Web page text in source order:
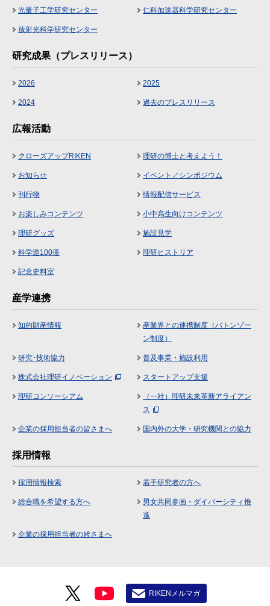
光量子工学研究センター 仁科加速器科学研究センター
放射光科学研究センター
研究成果（プレスリリース）
2026 2025
2024 過去のプレスリリース
広報活動
クローズアップRIKEN 理研の博士と考えよう！
お知らせ イベント／シンポジウム
刊行物 情報配信サービス
お楽しみコンテンツ 小中高生向けコンテンツ
理研グッズ 施設見学
科学道100冊 理研ヒストリア
記念史料室
産学連携
知的財産情報
産業界との連携制度（バトンゾー
ン制度）
研究･技術協力 普及事業・施設利用
株式会社理研イノベーション スタートアップ支援
理研コンソーシアム
（一社）理研未来革新アライアン
ス
企業の採用担当者の皆さまへ 国内外の大学・研究機関との協力
採用情報
採用情報検索 若手研究者の方へ
総合職を希望する方へ
男女共同参画・ダイバーシティ推
進
企業の採用担当者の皆さまへ
RIKENメルマガ